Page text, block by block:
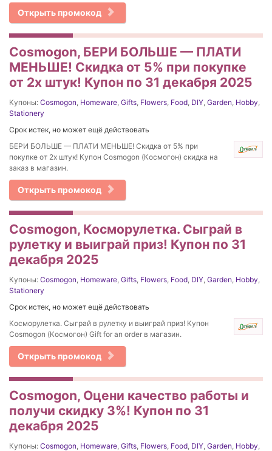
Открыть промокод
Cosmogon, БЕРИ БОЛЬШЕ — ПЛАТИ
МЕНЬШЕ! Скидка от 5% при покупке
от 2х штук! Купон по 31 декабря 2025
Купоны: Cosmogon, Homeware, Gifts, Flowers, Food, DIY, Garden, Hobby,
Stationery
Срок истек, но может ещё действовать
БЕРИ БОЛЬШЕ — ПЛАТИ МЕНЬШЕ! Скидка от 5% при
покупке от 2х штук! Купон Cosmogon (Космогон) скидка на
заказ в магазин.
Открыть промокод
Cosmogon, Косморулетка. Сыграй в
рулетку и выиграй приз! Купон по 31
декабря 2025
Купоны: Cosmogon, Homeware, Gifts, Flowers, Food, DIY, Garden, Hobby,
Stationery
Срок истек, но может ещё действовать
Косморулетка. Сыграй в рулетку и выиграй приз! Купон
Cosmogon (Космогон) Gift for an order в магазин.
Открыть промокод
Cosmogon, Оцени качество работы и
получи скидку 3%! Купон по 31
декабря 2025
Купоны: Cosmogon, Homeware, Gifts, Flowers, Food, DIY, Garden, Hobby,